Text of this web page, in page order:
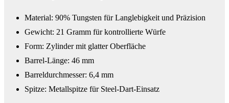
Material: 90% Tungsten für Langlebigkeit und Präzision
Gewicht: 21 Gramm für kontrollierte Würfe
Form: Zylinder mit glatter Oberfläche
Barrel-Länge: 46 mm
Barreldurchmesser: 6,4 mm
Spitze: Metallspitze für Steel-Dart-Einsatz